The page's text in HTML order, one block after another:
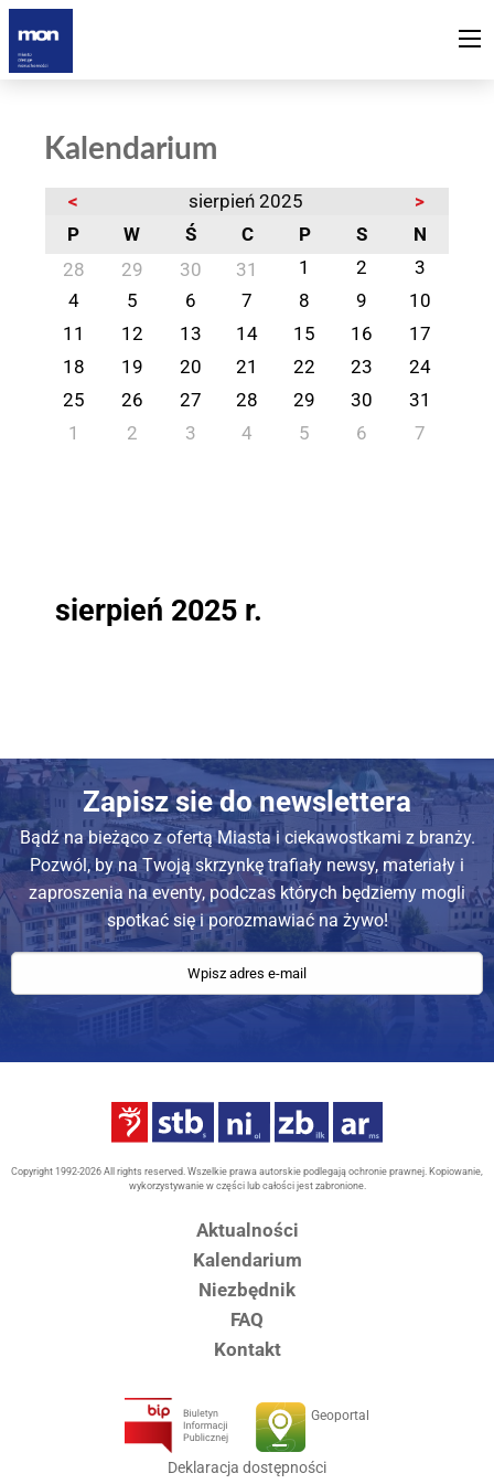
Kalendarium
< sierpień 2025
>
P
W Ś C P S
N
28
29 30 31 1 2
3
4
5 6 7 8 9
10
11
12 13 14 15 16
17
18
19 20 21 22 23
24
25
26 27 28 29 30
31
1
2 3 4 5 6 7
sierpień 2025 r.
Zapisz sie do newslettera
Bądź na bieżąco z ofertą Miasta i ciekawostkami z branży.
Pozwól, by na Twoją skrzynkę trafiały newsy, materiały i
zaproszenia na eventy, podczas których będziemy mogli
spotkać się i porozmawiać na żywo!
Copyright 1992-2026 All rights reserved. Wszelkie prawa autorskie podlegają ochronie prawnej. Kopiowanie,
wykorzystywanie w części lub całości jest zabronione.
Aktualności
Kalendarium
Niezbędnik
FAQ
Kontakt
Geoportal
Deklaracja dostępności